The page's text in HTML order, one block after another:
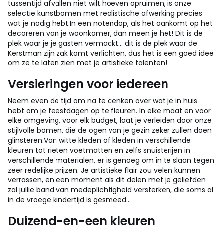
tussentijd afvallen niet wilt hoeven opruimen, is onze
selectie kunstbomen met realistische afwerking precies
wat je nodig hebt.In een notendop, als het aankomt op het
decoreren van je woonkamer, dan meen je het! Dit is de
plek waar je je gasten vermaakt... dit is de plek waar de
Kerstman zijn zak komt verlichten, dus het is een goed idee
om ze te laten zien met je artistieke talenten!
Versieringen voor iedereen
Neem even de tijd om na te denken over wat je in huis
hebt om je feestdagen op te fleuren. In elke maat en voor
elke omgeving, voor elk budget, laat je verleiden door onze
stijlvolle bomen, die de ogen van je gezin zeker zullen doen
glinsteren.Van witte kleden of kleden in verschillende
kleuren tot rieten voetmatten en zelfs snuisterijen in
verschillende materialen, er is genoeg om in te slaan tegen
zeer redelijke prijzen. Je artistieke flair zou velen kunnen
verrassen, en een moment als dit delen met je geliefden
zal jullie band van medeplichtigheid versterken, die soms al
in de vroege kindertijd is gesmeed...
Duizend-en-een kleuren